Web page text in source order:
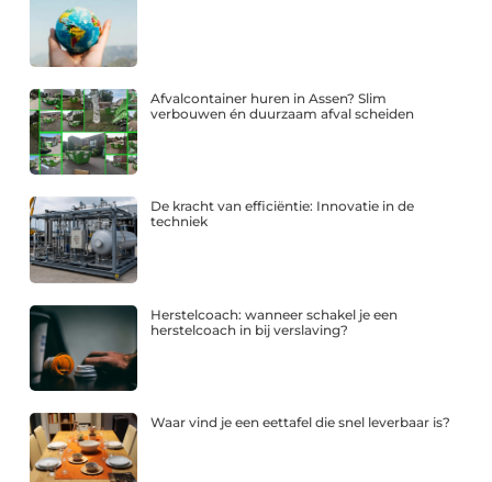
Afvalcontainer huren in Assen? Slim
verbouwen én duurzaam afval scheiden
De kracht van efficiëntie: Innovatie in de
techniek
Herstelcoach: wanneer schakel je een
herstelcoach in bij verslaving?
Waar vind je een eettafel die snel leverbaar is?